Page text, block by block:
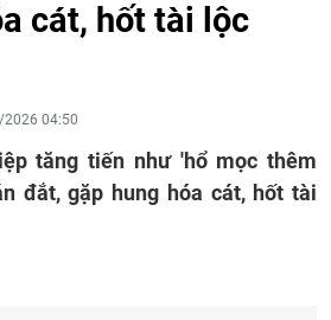
cát, hốt tài lộc
04:50
tăng tiến như 'hổ mọc thêm
đắt, gặp hung hóa cát, hốt tài